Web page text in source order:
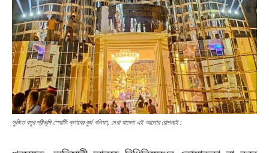
সুজিত বসুর শ্রীভূমি স্পোর্টিং ক্লাবের বুর্জ খলিফা, দেখা যাবেনা এই আলোর রোশনাই :